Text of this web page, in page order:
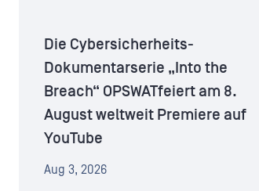
Die Cybersicherheits-
Dokumentarserie „Into the
Breach“ OPSWATfeiert am 8.
August weltweit Premiere auf
YouTube
Aug 3, 2026